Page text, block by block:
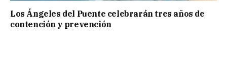
Los Ángeles del Puente celebrarán tres años de
contención y prevención